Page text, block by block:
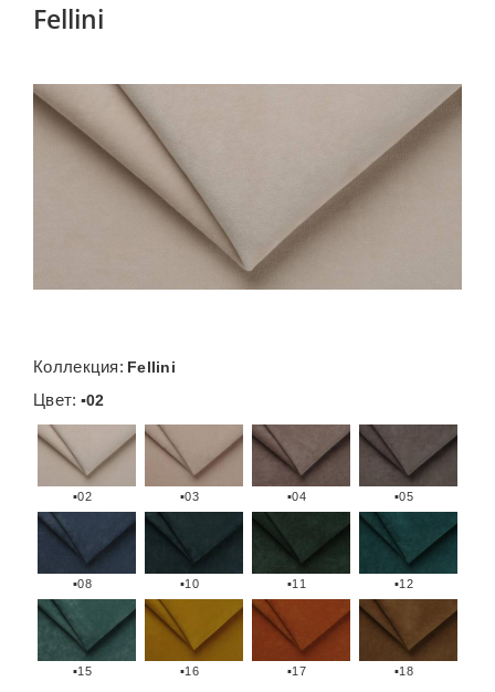
Коллекция: Fellini
Цвет: ▪02
Fellini
▪02 ▪03 ▪04 ▪05
▪08 ▪10 ▪11 ▪12
▪15 ▪16 ▪17 ▪18